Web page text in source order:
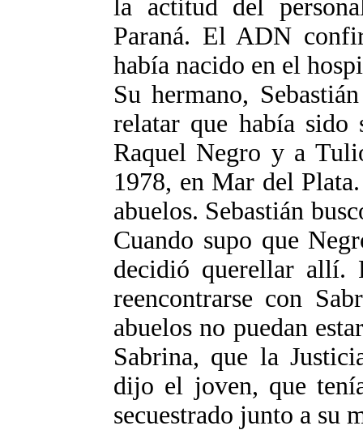
la actitud del
Paraná. El ADN
había nacido en el
Su hermano,
relatar que había sido
Raquel Negro y a
1978, en Mar del
abuelos. Sebastián
Cuando supo que
decidió querellar allí.
reencontrarse con
abuelos no puedan
Sabrina, que la
dijo el joven, que
secuestrado junto a su